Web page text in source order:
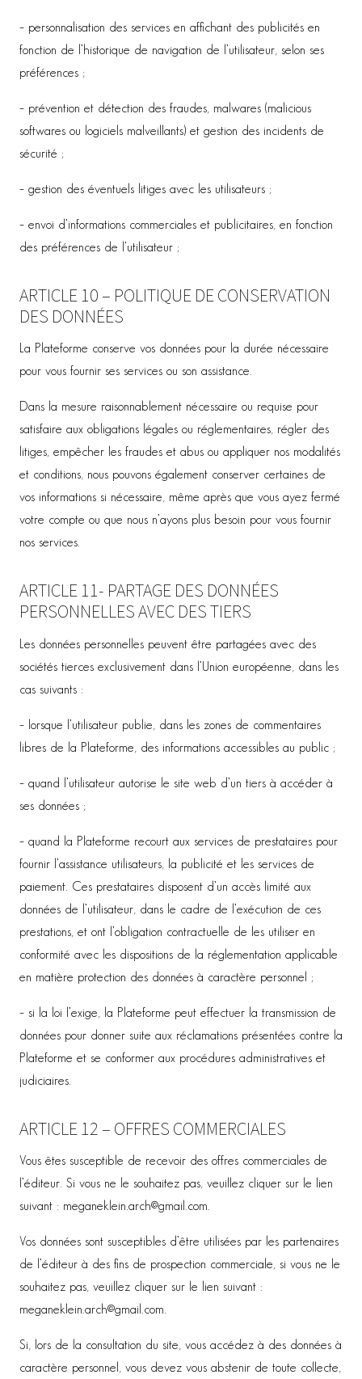
– personnalisation des services en affichant des publicités en
fonction de l’historique de navigation de l’utilisateur, selon ses
préférences ;
– prévention et détection des fraudes, malwares (malicious
softwares ou logiciels malveillants) et gestion des incidents de
sécurité ;
– gestion des éventuels litiges avec les utilisateurs ;
– envoi d’informations commerciales et publicitaires, en fonction
des préférences de l’utilisateur ;
ARTICLE 10 – POLITIQUE DE CONSERVATION
DES DONNÉES
La Plateforme conserve vos données pour la durée nécessaire
pour vous fournir ses services ou son assistance.
Dans la mesure raisonnablement nécessaire ou requise pour
satisfaire aux obligations légales ou réglementaires, régler des
litiges, empêcher les fraudes et abus ou appliquer nos modalités
et conditions, nous pouvons également conserver certaines de
vos informations si nécessaire, même après que vous ayez fermé
votre compte ou que nous n’ayons plus besoin pour vous fournir
nos services.
ARTICLE 11- PARTAGE DES DONNÉES
PERSONNELLES AVEC DES TIERS
Les données personnelles peuvent être partagées avec des
sociétés tierces exclusivement dans l’Union européenne, dans les
cas suivants :
– lorsque l’utilisateur publie, dans les zones de commentaires
libres de la Plateforme, des informations accessibles au public ;
– quand l’utilisateur autorise le site web d’un tiers à accéder à
ses données ;
– quand la Plateforme recourt aux services de prestataires pour
fournir l’assistance utilisateurs, la publicité et les services de
paiement. Ces prestataires disposent d’un accès limité aux
données de l’utilisateur, dans le cadre de l’exécution de ces
prestations, et ont l’obligation contractuelle de les utiliser en
conformité avec les dispositions de la réglementation applicable
en matière protection des données à caractère personnel ;
– si la loi l’exige, la Plateforme peut effectuer la transmission de
données pour donner suite aux réclamations présentées contre la
Plateforme et se conformer aux procédures administratives et
judiciaires.
ARTICLE 12 – OFFRES COMMERCIALES
Vous êtes susceptible de recevoir des offres commerciales de
l’éditeur. Si vous ne le souhaitez pas, veuillez cliquer sur le lien
suivant : meganeklein.arch@gmail.com.
Vos données sont susceptibles d’être utilisées par les partenaires
de l’éditeur à des fins de prospection commerciale, si vous ne le
souhaitez pas, veuillez cliquer sur le lien suivant :
meganeklein.arch@gmail.com.
Si, lors de la consultation du site, vous accédez à des données à
caractère personnel, vous devez vous abstenir de toute collecte,